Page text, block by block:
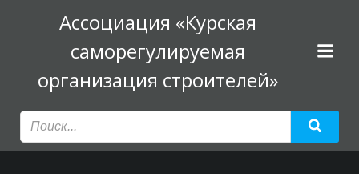
к
содержимому
Ассоциация «Курская
саморегулируемая
организация строителей»